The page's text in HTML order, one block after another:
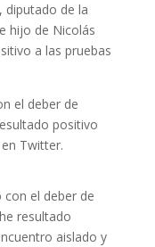
de la
hijo de Nicolás
a las pruebas
el deber de
positivo
Twitter.
con el deber de
resultado
aislado y